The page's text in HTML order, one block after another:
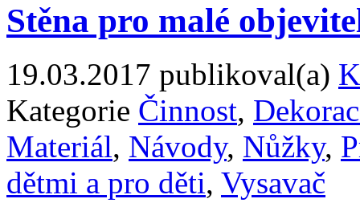
Stěna pro malé
19.03.2017 publikoval(a)
Kategorie Činnost,
Materiál, Návody, Nůžky,
dětmi a pro děti, Vysavač